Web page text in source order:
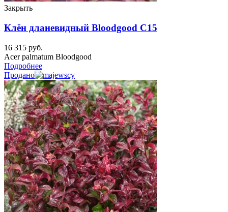
Закрыть
Клён дланевидный Bloodgood C15
16 315 руб.
Acer palmatum Bloodgood
Подробнее
Продано